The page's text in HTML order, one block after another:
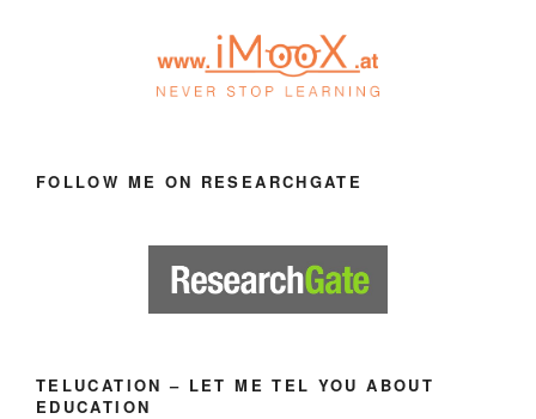
FOLLOW ME ON RESEARCHGATE
TELUCATION – LET ME TEL YOU ABOUT
EDUCATION